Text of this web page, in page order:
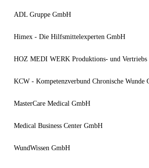
ADL Gruppe GmbH
Himex - Die Hilfsmittelexperten GmbH
HOZ MEDI WERK Produktions- und
KCW - Kompetenzverbund Chronische Wunde
MasterCare Medical GmbH
Medical Business Center GmbH
WundWissen GmbH